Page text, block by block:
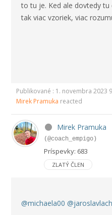
to tu je. Ked ale dovtedy
tak viac vzoriek, viac
Publikované : 1. novembra 2023
Mirek Pramuka reacted
Mirek Pramuka
(@coach_empigo)
Príspevky: 683
ZLATÝ ČLEN
@michaela00